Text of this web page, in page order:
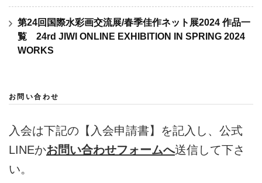
第24回国際水彩画交流展/春季佳作ネット展2024 作品一
覧 24rd JIWI ONLINE EXHIBITION IN SPRING 2024
WORKS
お問い合わせ
入会は下記の【入会申請書】を記入し、公式
LINEかお問い合わせフォームへ送信して下さ
い。